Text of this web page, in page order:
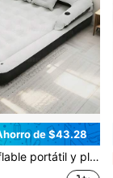
de $43.28
camping. Bomba de aire portátil reforzada. Adecuado para uso en exteriores e interiores. Adecuado para dormitorio, sala de estar, camping, fiesta, parque, etc.